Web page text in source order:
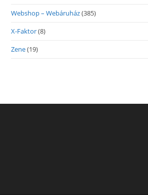
Webshop – Webáruház(385)
X-Faktor(8)
Zene(19)